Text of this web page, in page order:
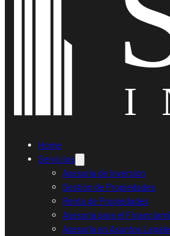
Home
Servicios
Asesoría de Inversión
Gestión de Propiedades
Renta de Propiedades
Asesoría para el
Asesoría en Asuntos